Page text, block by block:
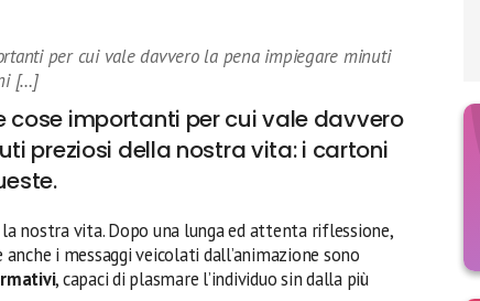
per cui vale davvero la pena impiegare minuti
[…]
cose importanti per cui vale davvero
preziosi della nostra vita: i cartoni
nostra vita. Dopo una lunga ed attenta riflessione,
i messaggi veicolati dall’animazione sono
, capaci di plasmare l’individuo sin dalla più